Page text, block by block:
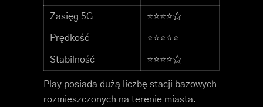
Zasięg 5G ⭐⭐⭐⭐☆
Prędkość ⭐⭐⭐⭐⭐
Stabilność ⭐⭐⭐⭐☆
Play posiada dużą liczbę stacji bazowych
rozmieszczonych na terenie miasta.